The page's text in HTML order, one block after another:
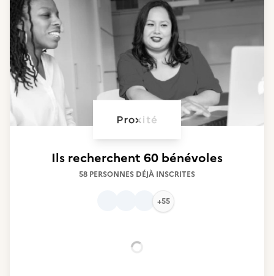
Ils recherchent 60 bénévoles
58 PERSONNES DÉJÀ INSCRITES
+55